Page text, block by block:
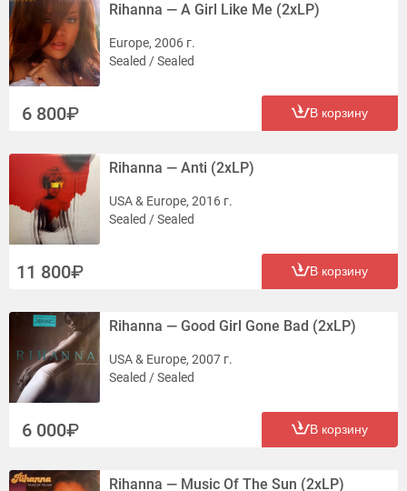
Rihanna — A Girl Like Me (2xLP)
Europe, 2006 г.
Sealed / Sealed
6 800 В корзину
Rihanna — Anti (2xLP)
USA & Europe, 2016 г.
Sealed / Sealed
11 800 В корзину
Rihanna — Good Girl Gone Bad (2xLP)
USA & Europe, 2007 г.
Sealed / Sealed
6 000 В корзину
Rihanna — Music Of The Sun (2xLP)